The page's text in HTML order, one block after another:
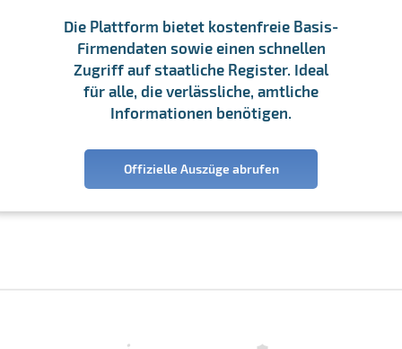
Die Plattform bietet kostenfreie Basis-
Firmendaten sowie einen schnellen
Zugriff auf staatliche Register. Ideal
für alle, die verlässliche, amtliche
Informationen benötigen.
Offizielle Auszüge abrufen